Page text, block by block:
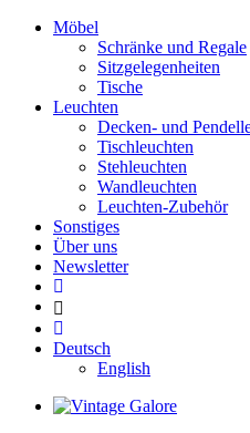
Möbel
Schränke und Regale
Sitzgelegenheiten
Tische
Leuchten
Decken- und
Tischleuchten
Stehleuchten
Wandleuchten
Leuchten-Zubehör
Sonstiges
Über uns
Newsletter
Deutsch
English